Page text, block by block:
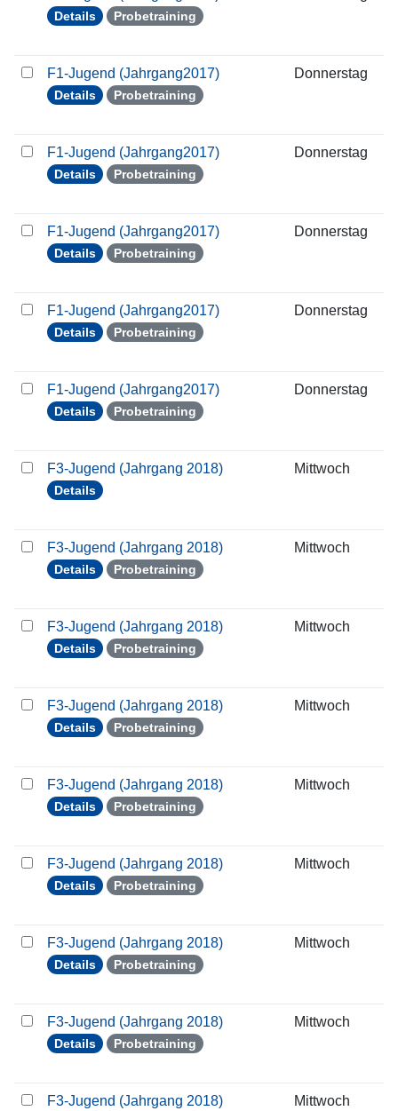
Details Probetraining
F1-Jugend (Jahrgang2017)
Details Probetraining
Donnerstag
F1-Jugend (Jahrgang2017)
Details Probetraining
Donnerstag
F1-Jugend (Jahrgang2017)
Details Probetraining
Donnerstag
F1-Jugend (Jahrgang2017)
Details Probetraining
Donnerstag
F1-Jugend (Jahrgang2017)
Details Probetraining
Donnerstag
F3-Jugend (Jahrgang 2018)
Details
Mittwoch
F3-Jugend (Jahrgang 2018)
Details Probetraining
Mittwoch
F3-Jugend (Jahrgang 2018)
Details Probetraining
Mittwoch
F3-Jugend (Jahrgang 2018)
Details Probetraining
Mittwoch
F3-Jugend (Jahrgang 2018)
Details Probetraining
Mittwoch
F3-Jugend (Jahrgang 2018)
Details Probetraining
Mittwoch
F3-Jugend (Jahrgang 2018)
Details Probetraining
Mittwoch
F3-Jugend (Jahrgang 2018)
Details Probetraining
Mittwoch
F3-Jugend (Jahrgang 2018) Mittwoch